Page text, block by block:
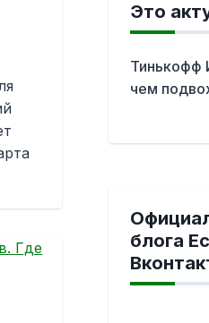
Это
Тинькофф
чем
блога